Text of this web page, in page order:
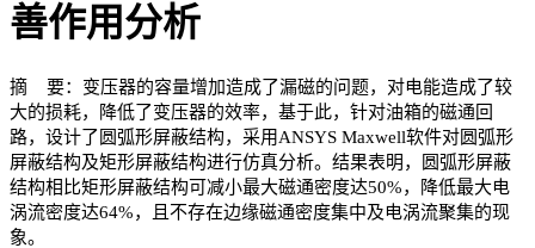
善作用分析
摘 要：变压器的容量增加造成了漏磁的问题，对电能造成了较
大的损耗，降低了变压器的效率，基于此，针对油箱的磁通回
路，设计了圆弧形屏蔽结构，采用ANSYS Maxwell软件对圆弧形
屏蔽结构及矩形屏蔽结构进行仿真分析。结果表明，圆弧形屏蔽
结构相比矩形屏蔽结构可减小最大磁通密度达50%，降低最大电
涡流密度达64%，且不存在边缘磁通密度集中及电涡流聚集的现
象。